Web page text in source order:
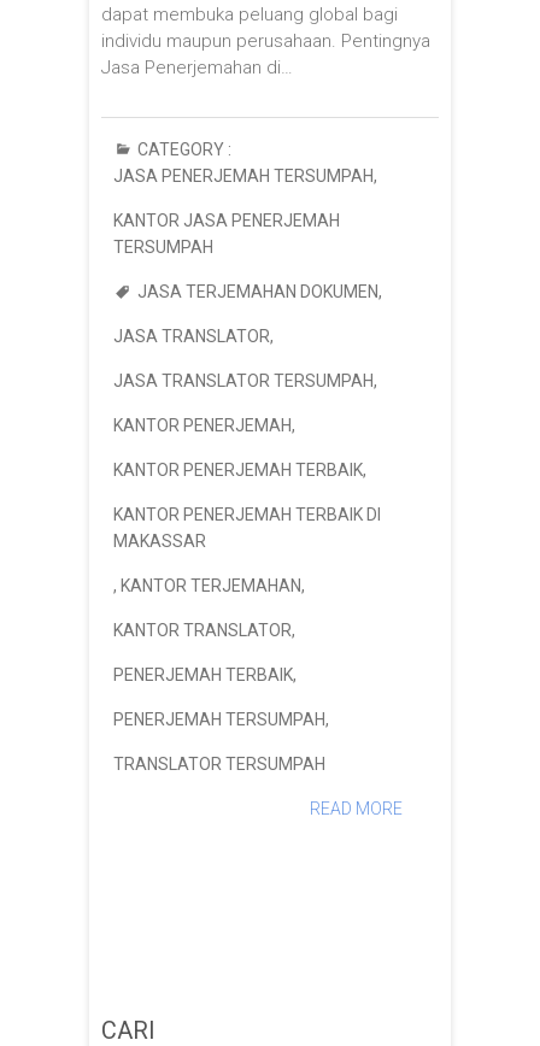
dapat membuka peluang global bagi
individu maupun perusahaan. Pentingnya
Jasa Penerjemahan di…
CATEGORY :
JASA PENERJEMAH TERSUMPAH,
KANTOR JASA PENERJEMAH
TERSUMPAH
JASA TERJEMAHAN DOKUMEN,
JASA TRANSLATOR,
JASA TRANSLATOR TERSUMPAH,
KANTOR PENERJEMAH,
KANTOR PENERJEMAH TERBAIK,
KANTOR PENERJEMAH TERBAIK DI
MAKASSAR
, KANTOR TERJEMAHAN,
KANTOR TRANSLATOR,
PENERJEMAH TERBAIK,
PENERJEMAH TERSUMPAH,
TRANSLATOR TERSUMPAH
READ MORE
CARI